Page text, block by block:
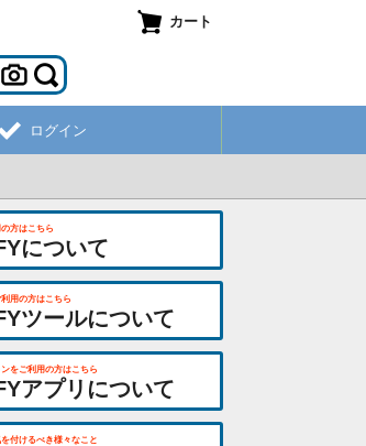
カート
ログイン
方はこちら
について
用の方はこちら
ツールについて
をご利用の方はこちら
アプリについて
付けるべき様々なこと